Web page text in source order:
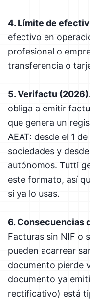
4. Límite de
efectivo en
profesional o
transferencia o
5. Verifactu (2026).
obliga a emitir
que genera un
AEAT: desde el 1
sociedades y
autónomos. Tutti
este formato, así
si ya lo usas.
6. Consecuencias
Facturas sin NIF o
pueden acarrear
documento pierde
documento ya
rectificativo) está